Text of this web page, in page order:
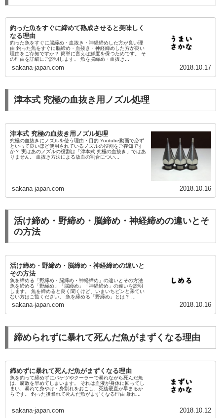
釣った魚をすぐに締めて熟成させると美味しく
なる理由
釣った魚をすぐに脳締め・血抜き・神経締めした方が良い理
由 釣った魚をすぐに脳締め・血抜き・神経締めした方が良い
理由をご存知ですか？ 簡単に言えば鮮度を保つためです。 そ
の理由を詳細にご説明します。 魚を脳締め・血抜き...
sakana-japan.com 2018.10.17
津本式 究極の血抜き用ノズル処理
津本式 究極の血抜き用ノズル処理
究極の血抜きにノズルを使う理由・目的 Youtube動画で必ず
といって良いほど使用されているノズルの役割をご存知です
か？ 実はあのノズルの役割は「津本式 究極の血抜き」ではあ
りません。 血抜き方法による放血の割合につい...
sakana-japan.com 2018.10.16
活け締め・野締め・脳締め・神経締めの違いとそ
の方法
活け締め・野締め・脳締め・神経締めの違いと
その方法
魚を締める「野締め・脳締め・神経締め」の違いとその方法
魚を締める「野締め」「脳締め」「神経締め」の違いを説明
します。 魚を締めると良く聞くけど、いまいちピンと来てい
ない方はご覧ください。 魚を締める「野締め」とは？ ...
sakana-japan.com 2018.10.16
締められずに暴れて死んだ魚がまずくなる理由
締めずに暴れて死んだ魚がまずくなる理由
魚を釣って締めずにバケツやクーラーで暴れながら死んだ魚
は、腐敗を早めてしまいます。 それは血液が身体に回ってし
まい、暴れて身やけ・身割れをおこし、死後硬直が早まるか
らです。 釣った後暴れて死んだ魚がまずくなる理由 暴れ...
sakana-japan.com 2018.10.12